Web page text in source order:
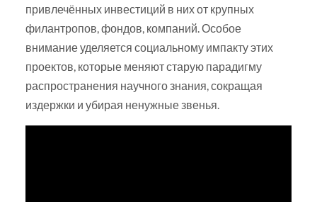
привлечённых инвестиций в них от крупных
филантропов, фондов, компаний. Особое
внимание уделяется социальному импакту этих
проектов, которые меняют старую парадигму
распространения научного знания, сокращая
издержки и убирая ненужные звенья.